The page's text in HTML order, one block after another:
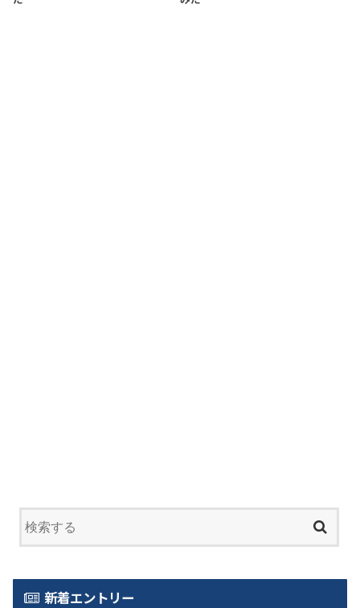
新着エントリー